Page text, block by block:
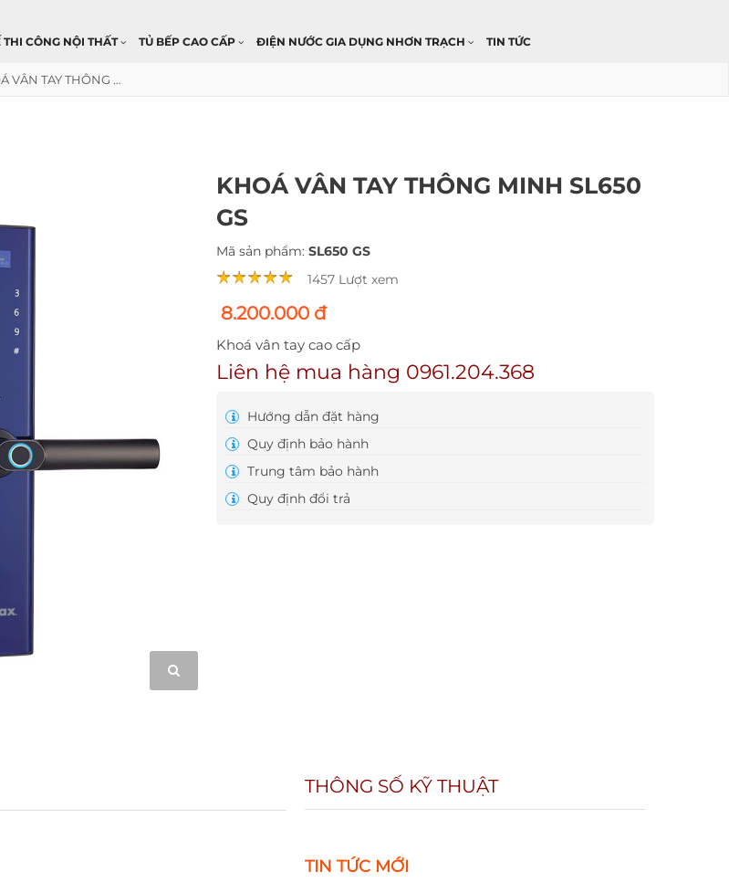
THI CÔNG NỘI THẤT TỦ BẾP CAO CẤP ĐIỆN NƯỚC GIA DỤNG NHƠN TRẠCH TIN TỨC
KHOÁ VÂN TAY THÔNG MINH SL650 GS
KHOÁ VÂN TAY THÔNG MINH SL650
GS
Mã sản phẩm: SL650 GS
1457 Lượt xem
8.200.000 đ
Khoá vân tay cao cấp
Liên hệ mua hàng 0961.204.368
Hướng dẫn đặt hàng
Quy định bảo hành
Trung tâm bảo hành
Quy định đổi trả
THÔNG SỐ KỸ THUẬT
TIN TỨC MỚI